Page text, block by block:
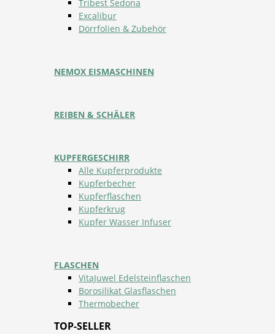
Tribest Sedona
Excalibur
Dörrfolien & Zubehör
NEMOX EISMASCHINEN
REIBEN & SCHÄLER
KUPFERGESCHIRR
Alle Kupferprodukte
Kupferbecher
Kupferflaschen
Kupferkrug
Kupfer Wasser Infuser
FLASCHEN
VitaJuwel Edelsteinflaschen
Borosilikat Glasflaschen
Thermobecher
TOP-SELLER